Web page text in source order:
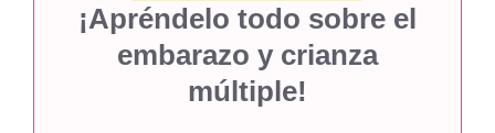
¡Apréndelo todo sobre el
embarazo y crianza
múltiple!